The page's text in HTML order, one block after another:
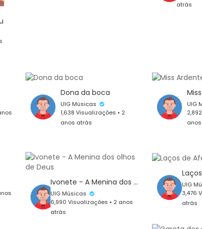
atrás
Dona da boca
UIG Músicas
1,638 Visualizações • 2
anos atrás
UIG
Ivonete - A Menina dos olhos de Deus
UIG Músicas
6,990 Visualizações • 2 anos
atrás
UIG
3,476
atrás